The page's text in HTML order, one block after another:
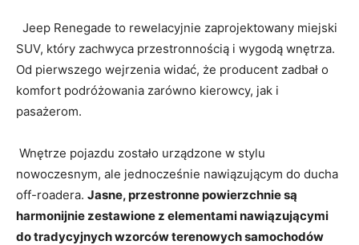
⁢ ‌ Jeep Renegade to ​rewelacyjnie⁤ zaprojektowany miejski
SUV, który zachwyca przestronnością i wygodą wnętrza.
⁢Od pierwszego wejrzenia widać, że producent zadbał o
komfort podróżowania zarówno kierowcy, jak i
pasażerom.
​ Wnętrze pojazdu zostało urządzone w ​stylu
nowoczesnym, ale ⁤jednocześnie nawiązującym ⁢do ​ducha
off-roadera. Jasne, przestronne powierzchnie są
harmonijnie zestawione z ⁣elementami nawiązującymi
⁢do tradycyjnych wzorców terenowych samochodów